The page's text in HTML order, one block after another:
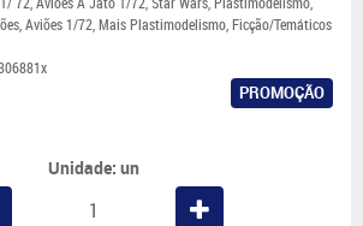
,Aviões 1/72,Mais Plastimodelismo,Ficção/Temáticos
PROMOÇÃO
Unidade: un